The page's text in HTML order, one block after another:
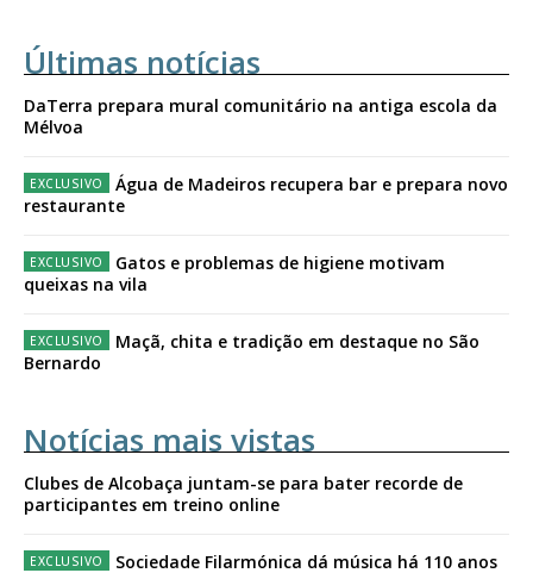
Últimas notícias
DaTerra prepara mural comunitário na antiga escola da
Mélvoa
Água de Madeiros recupera bar e prepara novo
restaurante
Gatos e problemas de higiene motivam
queixas na vila
Maçã, chita e tradição em destaque no São
Bernardo
Notícias mais vistas
Clubes de Alcobaça juntam-se para bater recorde de
participantes em treino online
Sociedade Filarmónica dá música há 110 anos